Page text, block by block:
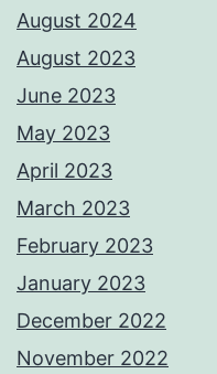
August 2024
August 2023
June 2023
May 2023
April 2023
March 2023
February 2023
January 2023
December 2022
November 2022